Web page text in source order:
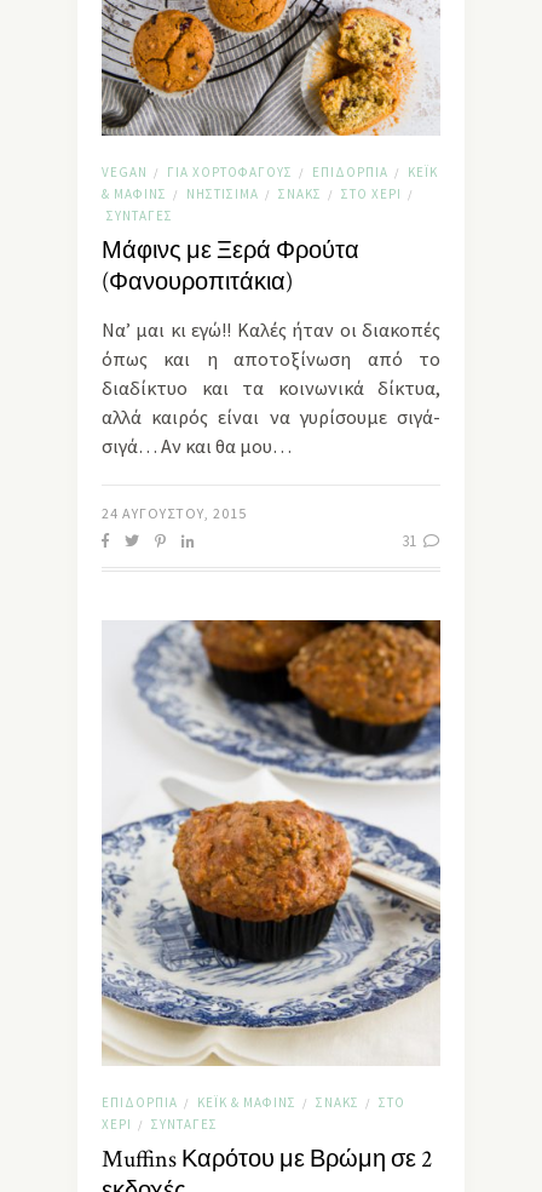
VEGAN / ΓΙΑ ΧΟΡΤΟΦΆΓΟΥΣ / ΕΠΙΔΌΡΠΙΑ /
ΚΈΙΚ
& ΜΆΦΙΝΣ
/ ΝΗΣΤΊΣΙΜΑ / ΣΝΑΚΣ / ΣΤΟ ΧΈΡΙ /
ΣΥΝΤΑΓΈΣ
Μάφινς με Ξερά Φρούτα
(Φανουροπιτάκια)
Να’ μαι κι εγώ!! Καλές ήταν οι διακοπές
όπως και η αποτοξίνωση από το
διαδίκτυο και τα κοινωνικά δίκτυα,
αλλά καιρός είναι να γυρίσουμε σιγά-
σιγά… Αν και θα μου…
24 ΑΥΓΟΎΣΤΟΥ, 2015
31
ΕΠΙΔΌΡΠΙΑ / ΚΈΙΚ & ΜΆΦΙΝΣ / ΣΝΑΚΣ /
ΣΤΟ
ΧΈΡΙ
/ ΣΥΝΤΑΓΈΣ
Muffins Καρότου με Βρώμη σε 2